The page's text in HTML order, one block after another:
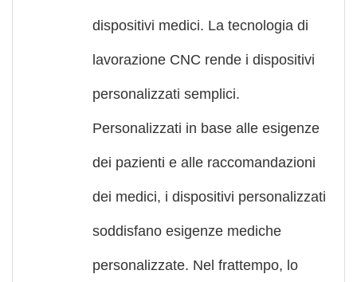
dispositivi medici. La tecnologia di
lavorazione CNC rende i dispositivi
personalizzati semplici.
Personalizzati in base alle esigenze
dei pazienti e alle raccomandazioni
dei medici, i dispositivi personalizzati
soddisfano esigenze mediche
personalizzate. Nel frattempo, lo